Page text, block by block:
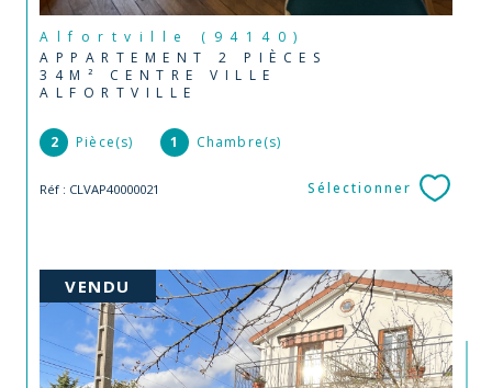
Alfortville (94140)
APPARTEMENT 2 PIÈCES
34M² CENTRE VILLE
ALFORTVILLE
2 Pièce(s) 1 Chambre(s)
Réf : CLVAP40000021 Sélectionner
VENDU